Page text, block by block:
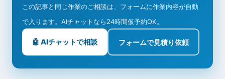
この記事と同じ作業のご相談は、フォームに作業内容が自動
で入ります。AIチャットなら24時間仮予約OK。
🤖 AIチャットで相談 フォームで見積り依頼